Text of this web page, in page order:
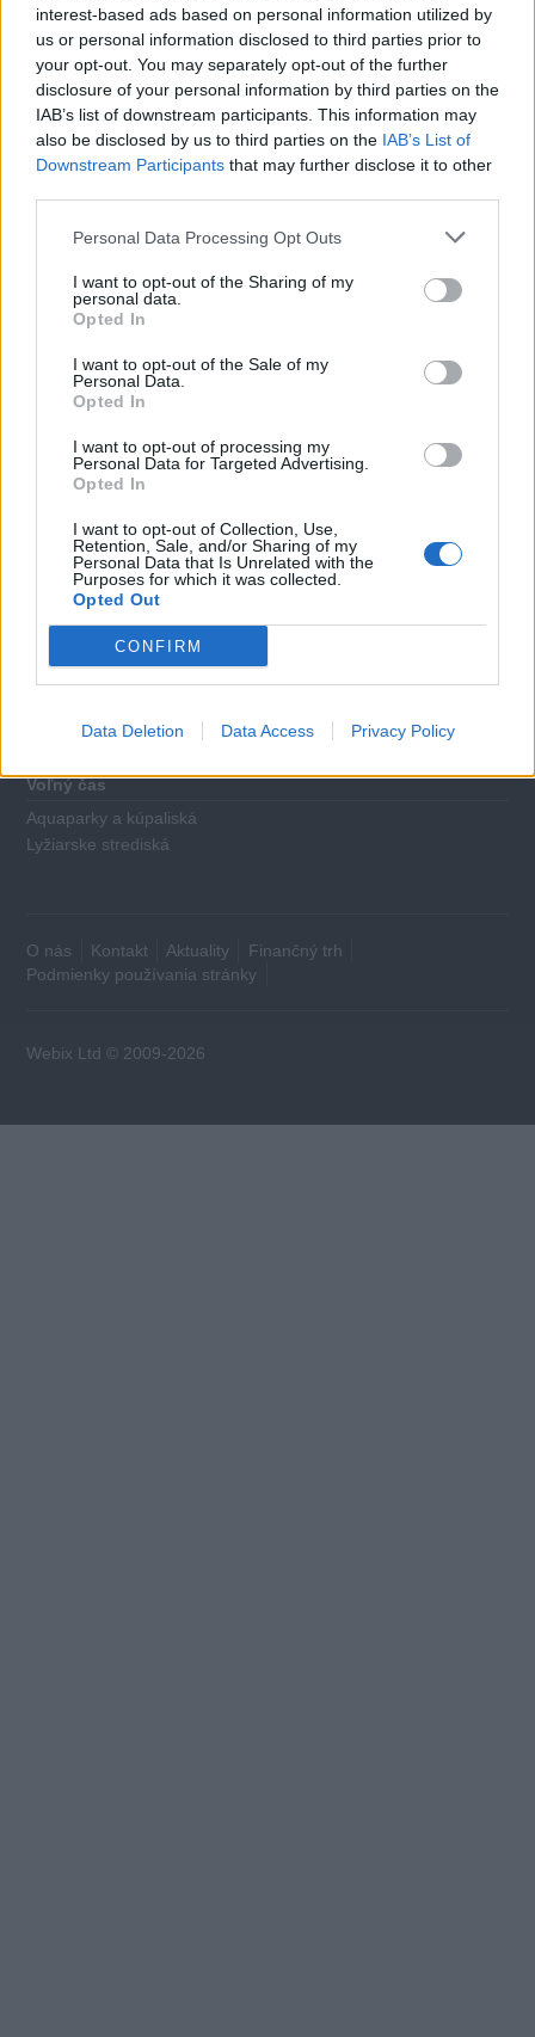
interest-based ads based on personal information utilized by
us or personal information disclosed to third parties prior to
your opt-out. You may separately opt-out of the further
disclosure of your personal information by third parties on the
IAB’s list of downstream participants. This information may
also be disclosed by us to third parties on the IAB’s List of
Downstream Participants that may further disclose it to other
Personal Data Processing Opt Outs
I want to opt-out of the Sharing of my
personal data.
Opted In
I want to opt-out of the Sale of my
Personal Data.
Opted In
I want to opt-out of processing my
Personal Data for Targeted Advertising.
Opted In
I want to opt-out of Collection, Use,
Retention, Sale, and/or Sharing of my
Personal Data that Is Unrelated with the
Purposes for which it was collected.
Opted Out
CONFIRM
Data Deletion Data Access Privacy Policy
*bezúročné obdobie sa nevzťahuje na výber hotovosti z
bankomatov, prevod peňažných prostriedkov na adresu alebo
na účet.
Zdroj:www.cetelem.sk
Financie
Hypotéky
Bežné účty
Sporenie
Pôžičky
Kreditné karty
Poistenie
Poistenie áut (PZP)
Cestovné poistenie
Domácnosť
Mobilné karty
Voľný čas
Aquaparky a kúpaliská
Lyžiarske strediská
O nás Kontakt Aktuality
Finančný trh
Podmienky používania stránky
Webix Ltd © 2009-2026